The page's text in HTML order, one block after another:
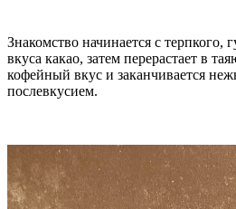
Знакомство начинается с терпкого,
вкуса какао, затем перерастает в
кофейный вкус и заканчивается
послевкусием.